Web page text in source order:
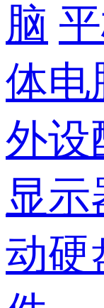
脑
体电
外设
显示
动硬